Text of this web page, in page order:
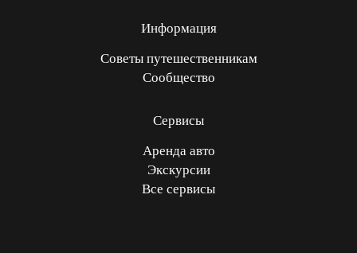
Информация
Советы путешественникам
Сообщество
Сервисы
Аренда авто
Экскурсии
Все сервисы